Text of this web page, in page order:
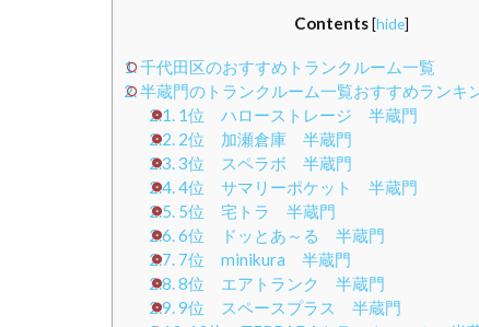
Contents [hide]
1.千代田区のおすすめトランクルーム一覧
2.半蔵門のトランクルーム一覧おすすめランキ
2.1.1位 ハローストレージ 半蔵門
2.2.2位 加瀬倉庫 半蔵門
2.3.3位 スペラボ 半蔵門
2.4.4位 サマリーポケット 半蔵門
2.5.5位 宅トラ 半蔵門
2.6.6位 ドッとあ～る 半蔵門
2.7.7位 minikura 半蔵門
2.8.8位 エアトランク 半蔵門
2.9.9位 スペースプラス 半蔵門